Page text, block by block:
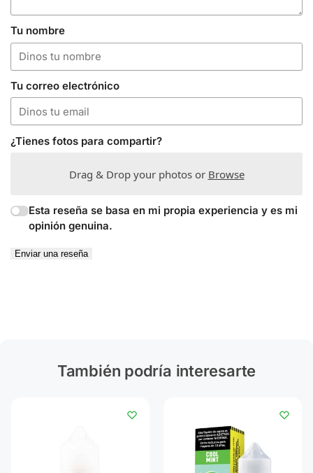
Tu nombre
Tu correo electrónico
¿Tienes fotos para compartir?
Drag & Drop your photos or Browse
Esta reseña se basa en mi propia experiencia y es mi
opinión genuina.
Enviar una reseña
También podría interesarte